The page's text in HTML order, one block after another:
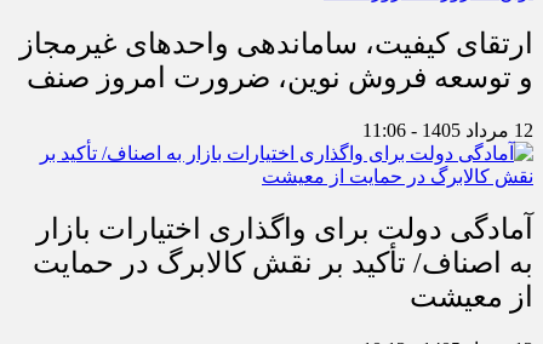
ارتقای کیفیت، ساماندهی واحدهای غیرمجاز
و توسعه فروش نوین، ضرورت امروز صنف
12 مرداد 1405 - 11:06
آمادگی دولت برای واگذاری اختیارات بازار
به اصناف/ تأکید بر نقش کالابرگ در حمایت
از معیشت